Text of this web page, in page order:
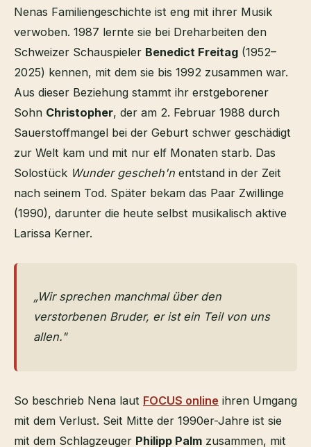
Nenas Familiengeschichte ist eng mit ihrer Musik
verwoben. 1987 lernte sie bei Dreharbeiten den
Schweizer Schauspieler Benedict Freitag (1952–
2025) kennen, mit dem sie bis 1992 zusammen war.
Aus dieser Beziehung stammt ihr erstgeborener
Sohn Christopher, der am 2. Februar 1988 durch
Sauerstoffmangel bei der Geburt schwer geschädigt
zur Welt kam und mit nur elf Monaten starb. Das
Solostück Wunder gescheh'n entstand in der Zeit
nach seinem Tod. Später bekam das Paar Zwillinge
(1990), darunter die heute selbst musikalisch aktive
Larissa Kerner.
„Wir sprechen manchmal über den
verstorbenen Bruder, er ist ein Teil von uns
allen."
So beschrieb Nena laut FOCUS online ihren Umgang
mit dem Verlust. Seit Mitte der 1990er-Jahre ist sie
mit dem Schlagzeuger Philipp Palm zusammen, mit